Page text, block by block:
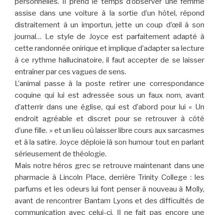
assise dans une voiture à la sortie d’un hôtel, répond
distraitement à un importun, jette un coup d’œil à son
journal… Le style de Joyce est parfaitement adapté à
cette randonnée onirique et implique d’adapter sa lecture
à ce rythme hallucinatoire, il faut accepter de se laisser
entraîner par ces vagues de sens.
L’animal passe à la poste retirer une correspondance
coquine qui lui est adressée sous un faux nom, avant
d’atterrir dans une église, qui est d’abord pour lui « Un
endroit agréable et discret pour se retrouver à côté
d’une fille. » et un lieu où laisser libre cours aux sarcasmes
et à la satire. Joyce déploie là son humour tout en parlant
sérieusement de théologie.
Mais notre héros grec se retrouve maintenant dans une
pharmacie à Lincoln Place, derrière Trinity College : les
parfums et les odeurs lui font penser à nouveau à Molly,
avant de rencontrer Bantam Lyons et des difficultés de
communication avec celui-ci. Il ne fait pas encore une